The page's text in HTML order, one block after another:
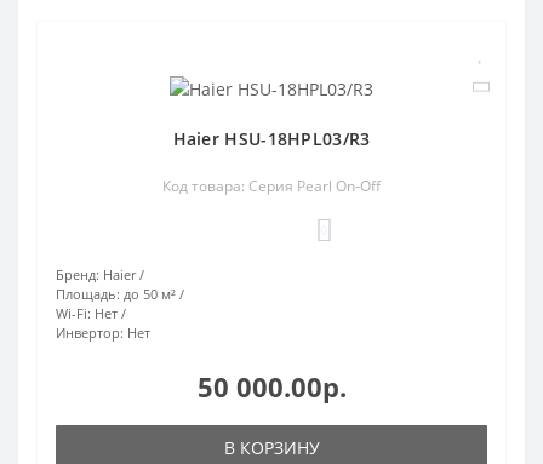
Haier HSU-18HPL03/R3
Код товара: Серия Pearl On-Off
Бренд: Haier
Площадь: до 50 м²
Wi-Fi: Нет
Инвертор: Нет
50 000.00р.
В КОРЗИНУ